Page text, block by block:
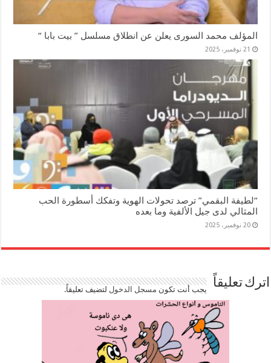
المؤلف محمد السورى يعلن عن انطلاق مسلسل ” بيت بابا “
21 نوفمبر، 2025
“لطيفة البقمي” ترصد تحولات الهوية وتفكك أسطورة الحب
المثالي لدى جيل الألفية وما بعده
20 نوفمبر، 2025
اترك تعليقاً يجب أنت تكون مسجل الدخوللتضيف تعليقاً.